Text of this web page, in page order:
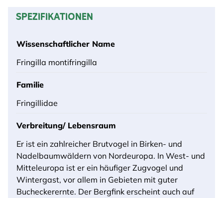
SPEZIFIKATIONEN
Wissenschaftlicher Name
Fringilla montifringilla
Familie
Fringillidae
Verbreitung/ Lebensraum
Er ist ein zahlreicher Brutvogel in Birken- und
Nadelbaumwäldern von Nordeuropa. In West- und
Mitteleuropa ist er ein häufiger Zugvogel und
Wintergast, vor allem in Gebieten mit guter
Bucheckerernte. Der Bergfink erscheint auch auf